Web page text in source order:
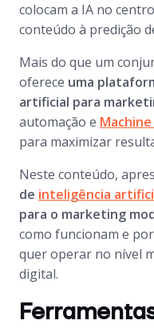
colocam a IA no
conteúdo à predição
Mais do que um
oferece uma
artificial para
automação e
para maximizar
Neste conteúdo,
de inteligência
para o marketing
como funcionam e
quer operar no nível
digital.